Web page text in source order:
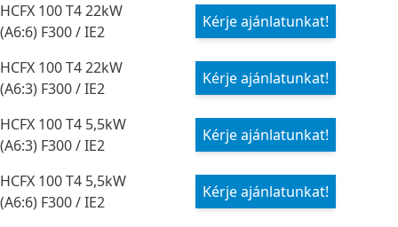
HCFX 100 T4 22kW
(A6:6) F300 / IE2
Kérje ajánlatunkat!
HCFX 100 T4 22kW
(A6:3) F300 / IE2
Kérje ajánlatunkat!
HCFX 100 T4 5,5kW
(A6:3) F300 / IE2
Kérje ajánlatunkat!
HCFX 100 T4 5,5kW
(A6:6) F300 / IE2
Kérje ajánlatunkat!